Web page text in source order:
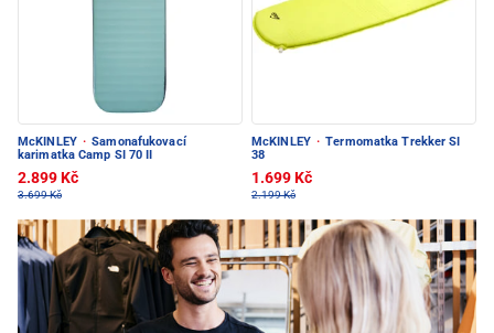
McKINLEY · Samonafukovací
karimatka Camp SI 70 II
2.899 Kč
3.699 Kč
McKINLEY · Termomatka Trekker SI
38
1.699 Kč
2.199 Kč